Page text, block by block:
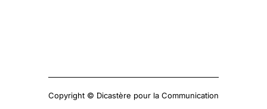
Copyright © Dicastère pour la Communication